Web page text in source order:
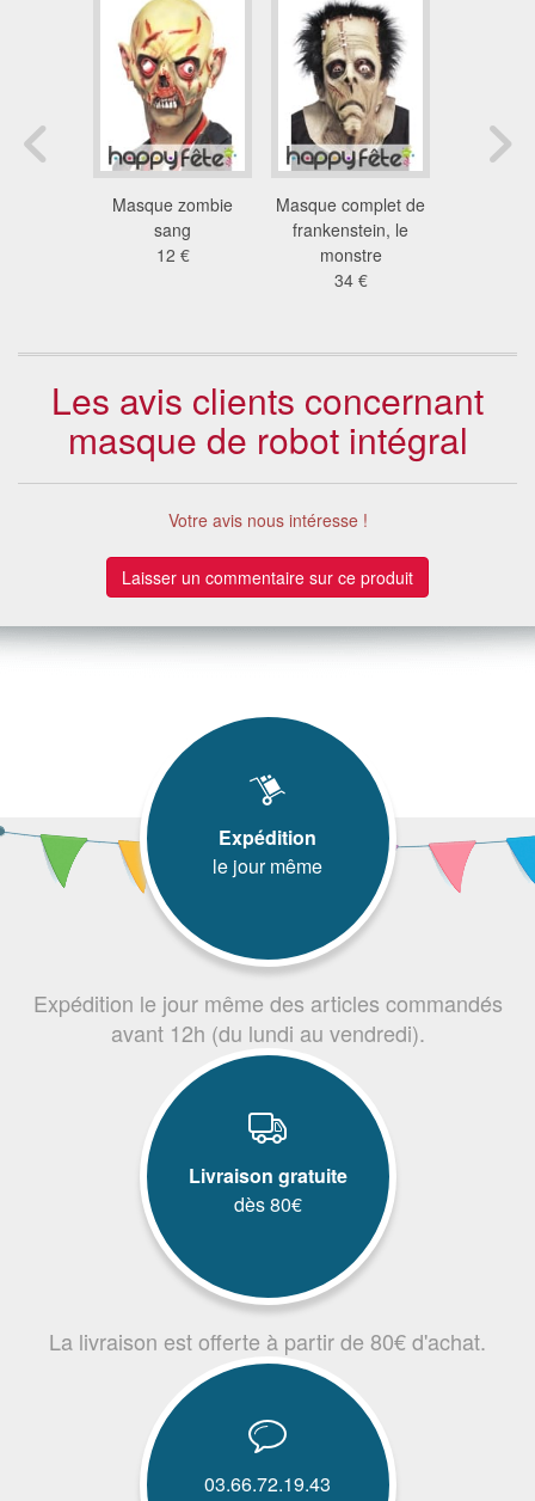
Masque zombie
sang
12 €
Masque complet de
frankenstein, le
monstre
34 €
Les avis clients concernant
masque de robot intégral
Votre avis nous intéresse !
Laisser un commentaire sur ce produit
Expédition
le jour même
Expédition le jour même des articles commandés
avant 12h (du lundi au vendredi).
Livraison gratuite
dès 80€
La livraison est offerte à partir de 80€ d'achat.
03.66.72.19.43